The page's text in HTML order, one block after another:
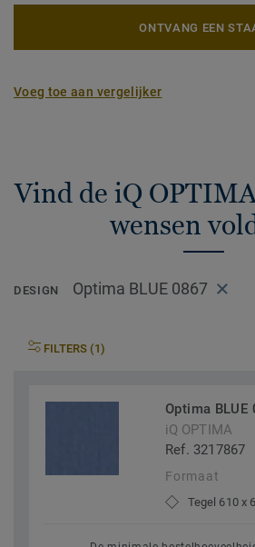
ONTVANG EEN
Voeg toe aan vergelijker
Vind de iQ
wensen
DESIGN Optima BLUE 0867
FILTERS (1)
Optima BLUE
iQ OPTIMA
Ref. 3217867
Formaat
Tegel 610 x